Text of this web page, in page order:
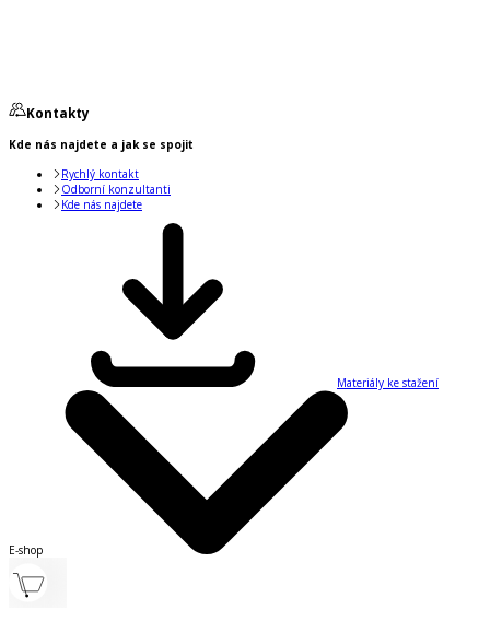
Kontakty
Kde nás najdete a jak se spojit
Rychlý kontakt
Odborní konzultanti
Kde nás najdete
Materiály ke stažení
E-shop